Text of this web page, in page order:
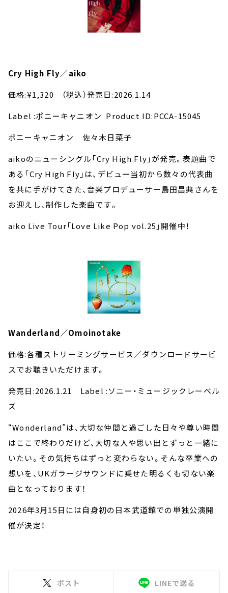
Cry High Fly／aiko
価格:¥1,320 （税込）発売日:2026.1.14
Label :ポニーキャニオン Product ID:PCCA-15045
ポニーキャニオン 佐々木日菜子
aikoのニューシングル「Cry High Fly」が発売。表題曲で
ある「Cry High Fly」は、デビュー当初から数々の代表曲
を共に手がけてきた、音楽プロデューサー島田昌典さんを
お迎えし、制作した楽曲です。
aiko Live Tour「Love Like Pop vol.25」開催中！
Wanderland／Omoinotake
価格:各種ストリーミングサービス／ダウンロードサービ
スでお聴きいただけます。
発売日:2026.1.21 Label :ソニー・ミュージックレーベル
ズ
“Wonderland”は、大切な仲間と過ごした日々や尊い時間
はここで終わりだけど、大切な人や思い出とずっと一緒に
いたい。その気持ちはずっと変わらない。そんな卒業への
想いを、UKガラージサウンドに乗せた明るくも切ない楽
曲となっております！
2026年3月15日には自身初の日本武道館での単独公演開
催が決定！
ポスト LINEで送る